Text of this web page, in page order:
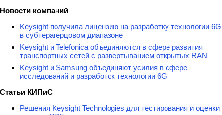
Новости компаний
Keysight получила лицензию на разработку технологии 6G
в субтерагерцовом диапазоне
Keysight и Telefonica объединяются в сфере развития
транспортных сетей с развертыванием открытых RAN
Keysight и Samsung объединяют усилия в сфере
исследований и разработок технологии 6G
Статьи КИПиС
Решения Keysight Technologies для тестирования и оценки